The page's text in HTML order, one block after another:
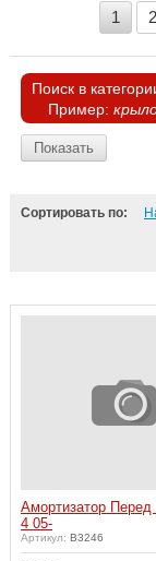
1 2
Поиск в
Пример:
Поиск в категории:
Показать
Сортировать по:
Амортизатор
4 05-
Артикул: B3246